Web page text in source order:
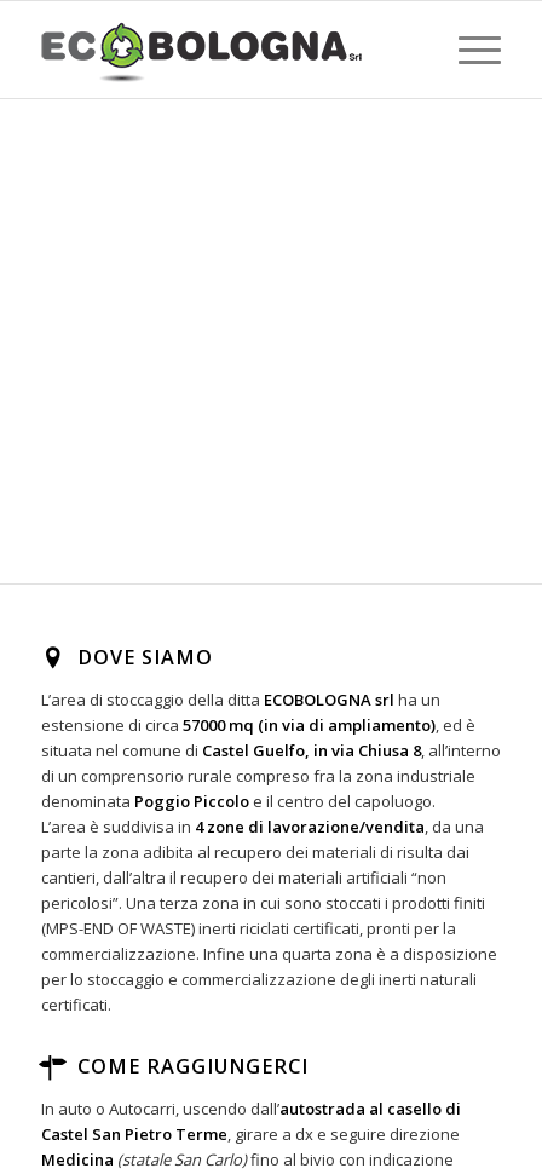
DOVE SIAMO
L’area di stoccaggio della ditta ECOBOLOGNA srl ha un
estensione di circa 57000 mq (in via di ampliamento), ed è
situata nel comune di Castel Guelfo, in via Chiusa 8, all’interno
di un comprensorio rurale compreso fra la zona industriale
denominata Poggio Piccoloe il centro del capoluogo.
L’area è suddivisa in 4 zone di lavorazione/vendita, da una
parte la zona adibita al recupero dei materiali di risulta dai
cantieri, dall’altra il recupero dei materiali artificiali “non
pericolosi”. Una terza zona in cui sono stoccati i prodotti finiti
(MPS-END OF WASTE) inerti riciclati certificati, pronti per la
commercializzazione. Infine una quarta zona è a disposizione
per lo stoccaggio e commercializzazione degli inerti naturali
certificati.
COME RAGGIUNGERCI
In auto o Autocarri, uscendo dall’autostrada al casello di
Castel San Pietro Terme, girare a dx e seguire direzione
Medicina (statale San Carlo)fino al bivio con indicazione